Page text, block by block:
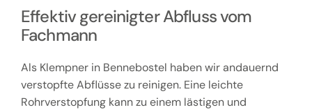
Effektiv gereinigter Abfluss vom
Fachmann
Als Klempner in Bennebostel haben wir andauernd
verstopfte Abflüsse zu reinigen. Eine leichte
Rohrverstopfung kann zu einem lästigen und